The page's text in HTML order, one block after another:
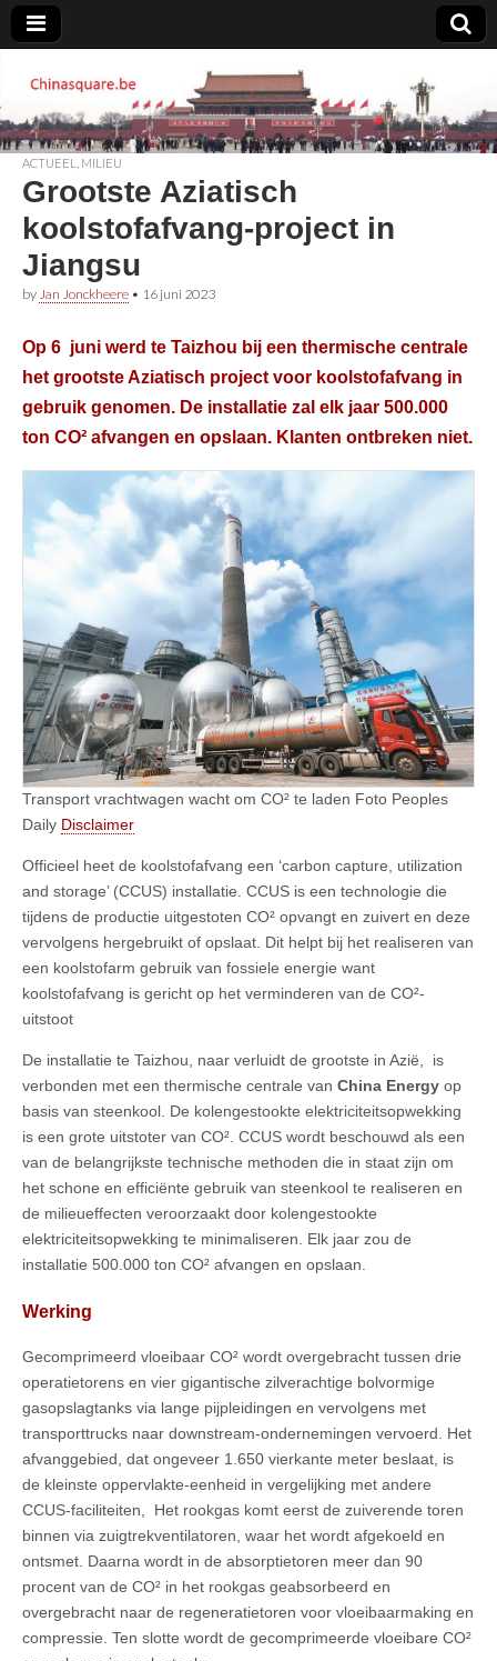
Chinasquare.be
ACTUEEL MILIEU
Grootste Aziatisch
koolstofafvang-project in
Jiangsu
by Jan Jonckheere • 16 juni 2023
Op 6 juni werd te Taizhou bij een thermische centrale
het grootste Aziatisch project voor koolstofafvang in
gebruik genomen. De installatie zal elk jaar 500.000
ton CO² afvangen en opslaan. Klanten ontbreken niet.
Transport vrachtwagen wacht om CO² te laden Foto Peoples
Daily Disclaimer
Officieel heet de koolstofafvang een ‘carbon capture, utilization
and storage’ (CCUS) installatie. CCUS is een technologie die
tijdens de productie uitgestoten CO² opvangt en zuivert en deze
vervolgens hergebruikt of opslaat. Dit helpt bij het realiseren van
een koolstofarm gebruik van fossiele energie want
koolstofafvang is gericht op het verminderen van de CO²-
uitstoot
De installatie te Taizhou, naar verluidt de grootste in Azië, is
verbonden met een thermische centrale van China Energy op
basis van steenkool. De kolengestookte elektriciteitsopwekking
is een grote uitstoter van CO². CCUS wordt beschouwd als een
van de belangrijkste technische methoden die in staat zijn om
het schone en efficiënte gebruik van steenkool te realiseren en
de milieueffecten veroorzaakt door kolengestookte
elektriciteitsopwekking te minimaliseren. Elk jaar zou de
installatie 500.000 ton CO² afvangen en opslaan.
Werking
Gecomprimeerd vloeibaar CO² wordt overgebracht tussen drie
operatietorens en vier gigantische zilverachtige bolvormige
gasopslagtanks via lange pijpleidingen en vervolgens met
transporttrucks naar downstream-ondernemingen vervoerd. Het
afvanggebied, dat ongeveer 1.650 vierkante meter beslaat, is
de kleinste oppervlakte-eenheid in vergelijking met andere
CCUS-faciliteiten, Het rookgas komt eerst de zuiverende toren
binnen via zuigtrekventilatoren, waar het wordt afgekoeld en
ontsmet. Daarna wordt in de absorptietoren meer dan 90
procent van de CO² in het rookgas geabsorbeerd en
overgebracht naar de regeneratietoren voor vloeibaarmaking en
compressie. Ten slotte wordt de gecomprimeerde vloeibare CO²